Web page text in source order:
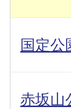
国定公
赤坂山